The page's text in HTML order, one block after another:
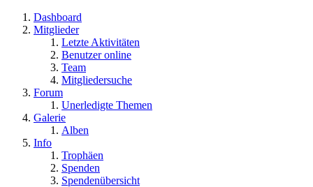
Dashboard
Mitglieder
Letzte Aktivitäten
Benutzer online
Team
Mitgliedersuche
Forum
Unerledigte Themen
Galerie
Alben
Info
Trophäen
Spenden
Spendenübersicht